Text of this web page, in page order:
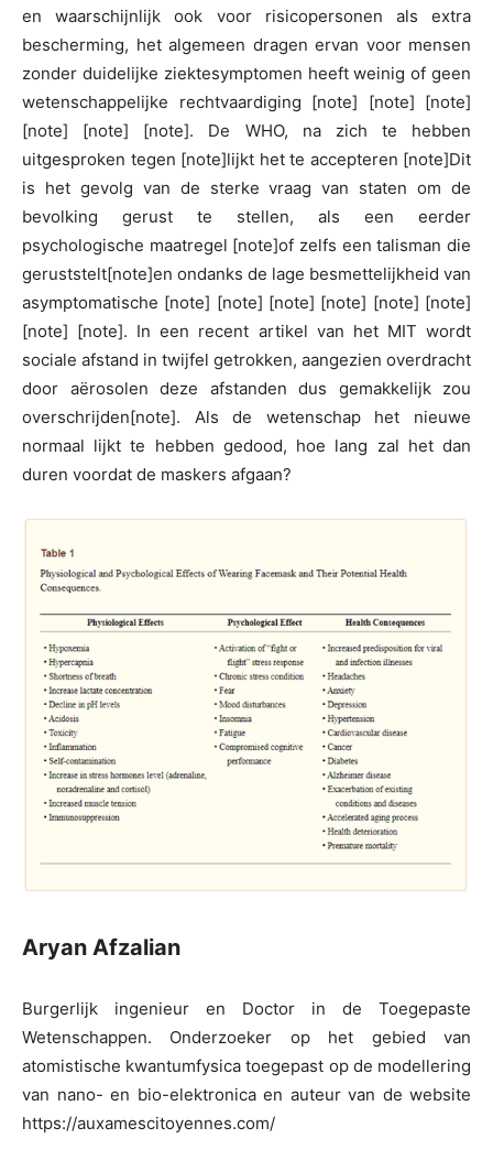
en waarschijnlijk ook voor risicopersonen als extra
bescherming, het algemeen dragen ervan voor mensen
zonder duidelijke ziektesymptomen heeft weinig of geen
wetenschappelijke rechtvaardiging [note] [note] [note]
[note] [note] [note]. De WHO, na zich te hebben
uitgesproken tegen [note]lijkt het te accepteren [note]Dit
is het gevolg van de sterke vraag van staten om de
bevolking gerust te stellen, als een eerder
psychologische maatregel [note]of zelfs een talisman die
geruststelt[note]en ondanks de lage besmettelijkheid van
asymptomatische [note] [note] [note] [note] [note] [note]
[note] [note]. In een recent artikel van het MIT wordt
sociale afstand in twijfel getrokken, aangezien overdracht
door aërosolen deze afstanden dus gemakkelijk zou
overschrijden[note]. Als de wetenschap het nieuwe
normaal lijkt te hebben gedood, hoe lang zal het dan
duren voordat de maskers afgaan?
Aryan Afzalian
Burgerlijk ingenieur en Doctor in de Toegepaste
Wetenschappen. Onderzoeker op het gebied van
atomistische kwantumfysica toegepast op de modellering
van nano- en bio-elektronica en auteur van de website
https://auxamescitoyennes.com/